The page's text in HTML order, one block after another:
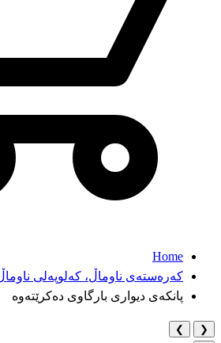
Home
کەرەستەی ناوماڵ، کەلوپەلی
پانکەی دیواری بارگاوی دەکرێتەوە
❮
❯